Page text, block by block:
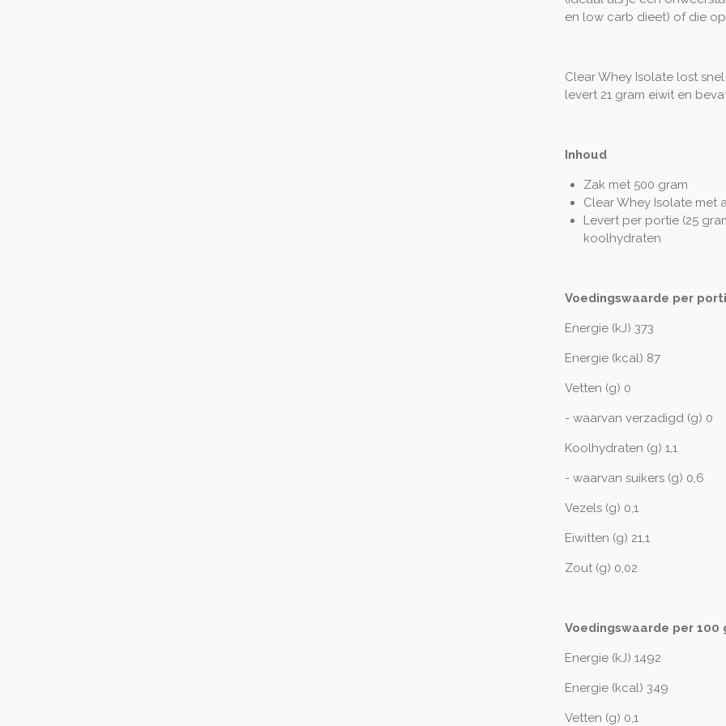
en low carb dieet) of die
Clear Whey Isolate lost
levert 21 gram eiwit en
Inhoud
Zak met 500 gram
Clear Whey Isolate met
Levert per portie (25
koolhydraten
Voedingswaarde per
Energie (kJ) 373
Energie (kcal) 87
Vetten (g) 0
- waarvan verzadigd (g) 0
Koolhydraten (g) 1,1
- waarvan suikers (g) 0,6
Vezels (g) 0,1
Eiwitten (g) 21,1
Zout (g) 0,02
Voedingswaarde per 100
Energie (kJ) 1492
Energie (kcal) 349
Vetten (g) 0,1